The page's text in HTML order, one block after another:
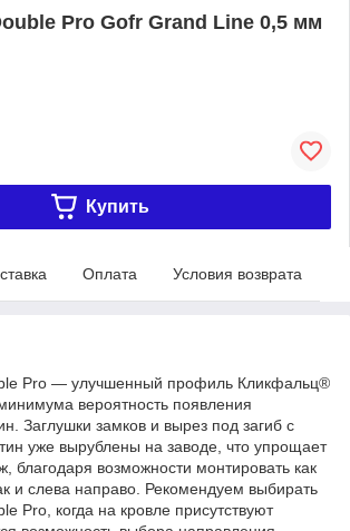
Pro Gofr Grand Line 0,5 мм
Купить
Оплата Условия возврата
Pro — улучшенный профиль Кликфальц®
вероятность появления
Заглушки замков и вырез под загиб c
уже вырублены на заводе, что упрощает
благодаря возможности монтировать как
и слева направо. Рекомендуем выбирать
Pro, когда на кровле присутствуют